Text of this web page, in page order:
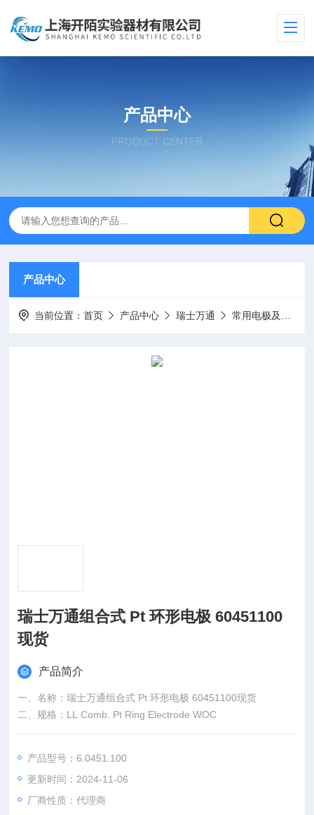
产品中心
PRODUCT CENTER
产品中心
当前位置：首页 产品中心 瑞士万通 常用电极及配件
瑞士万通组合式 Pt 环形电极 60451100
现货
产品简介
一、名称：瑞士万通组合式 Pt 环形电极 60451100现货
二、规格：LL Comb. Pt Ring Electrode WOC
产品型号：6.0451.100
更新时间：2024-11-06
厂商性质：代理商